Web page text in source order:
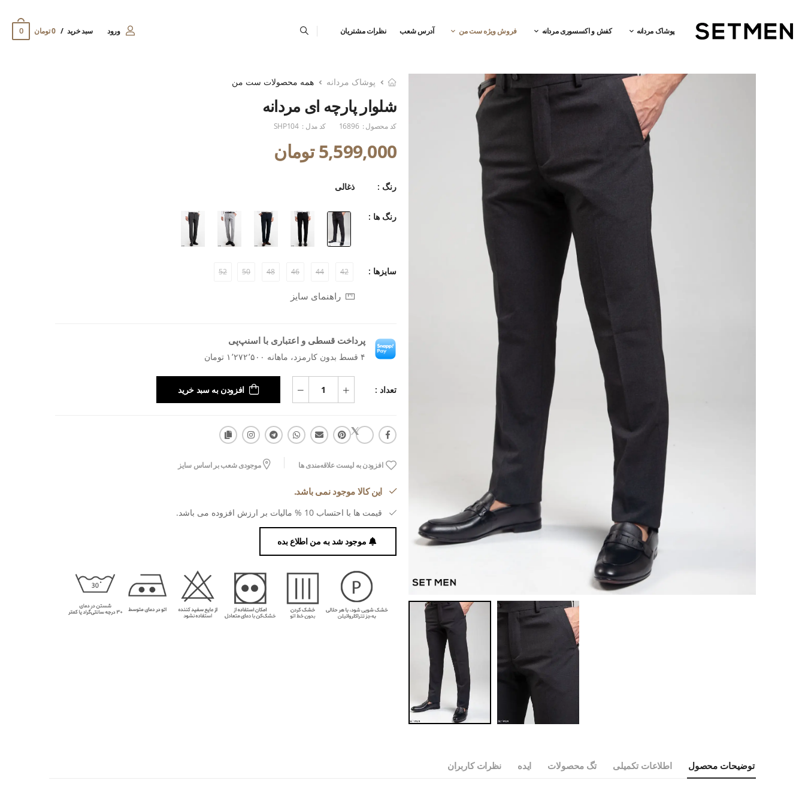
پوشاک مردانه کفش و اکسسوری مردانه فروش ویژه ست من آدرس شعب نظرات مشتریان ورود سبد خرید 0 تومان 0
پوشاک مردانه همه محصولات ست من
شلوار پارچه ای مردانه
کد محصول : 16896 کد مدل : SHP104
5,599,000 تومان
رنگ : ذغالی
رنگ ها :
سایزها : 42
44
46
48
50
52
راهنمای سایز
پرداخت قسطی و اعتباری با اسنپ‌پی
۴ قسط بدون کارمزد، ماهانه ۱٬۲۷۲٬۵۰۰ تومان
تعداد : افزودن به سبد خرید
افزودن به لیست علاقه‌مندی ها موجودی شعب بر اساس سایز
این کالا موجود نمی باشد.
قیمت ها با احتساب 10 % مالیات بر ارزش افزوده می باشد.
موجود شد به من اطلاع بده
توضیحات محصول اطلاعات تکمیلی تگ محصولات ایده نظرات کاربران